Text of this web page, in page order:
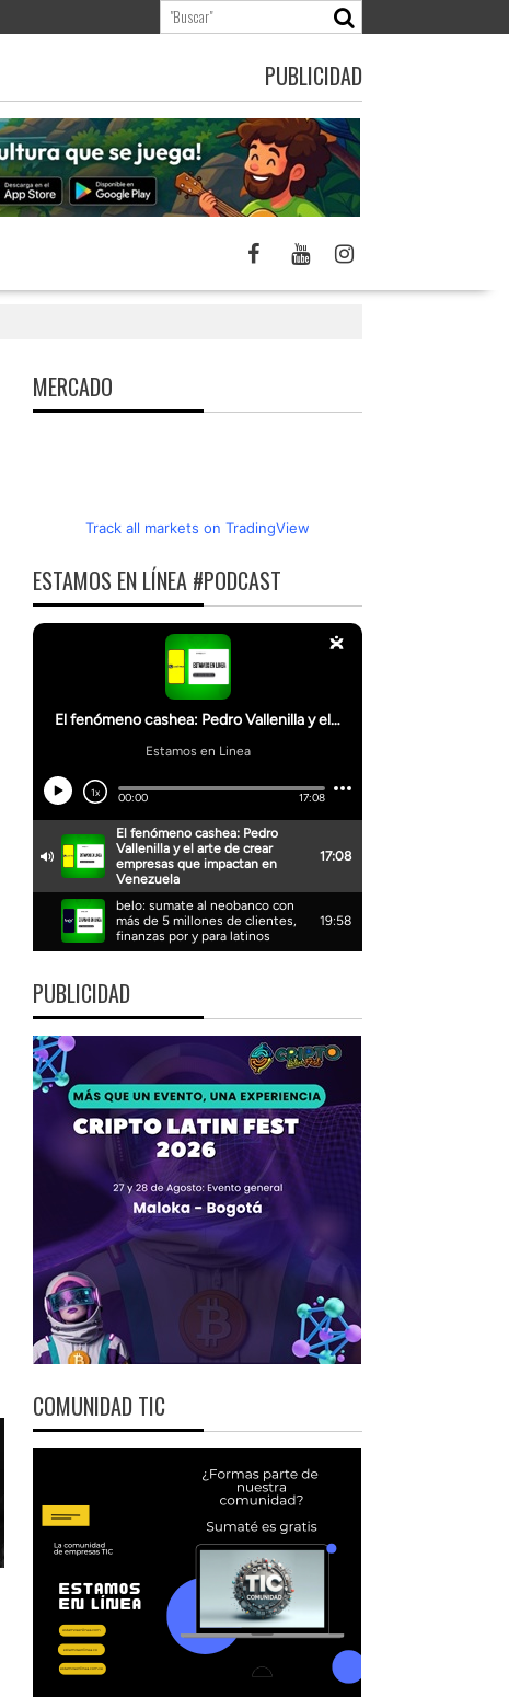
PUBLICIDAD
MERCADO
Track all markets on TradingView
ESTAMOS EN LÍNEA #PODCAST
PUBLICIDAD
COMUNIDAD TIC